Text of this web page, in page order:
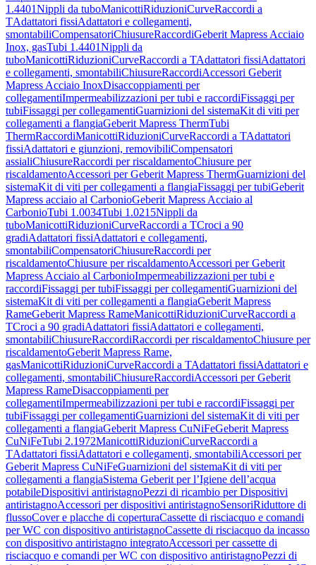
1.4401Nippli da tuboManicottiRiduzioniCurveRaccordi a
TAdattatori fissiAdattatori e collegamenti,
smontabiliCompensatoriChiusureRaccordiGeberit Mapress Acciaio
Inox, gasTubi 1.4401Nippli da
tuboManicottiRiduzioniCurveRaccordi a TAdattatori fissiAdattatori
e collegamenti, smontabiliChiusureRaccordiAccessori Geberit
Mapress Acciaio InoxDisaccoppiamenti per
collegamentiImpermeabilizzazioni per tubi e raccordiFissaggi per
tubiFissaggi per collegamentiGuarnizioni del sistemaKit di viti per
collegamenti a flangiaGeberit Mapress ThermTubi
ThermRaccordiManicottiRiduzioniCurveRaccordi a TAdattatori
fissiAdattatori e giunzioni, removibiliCompensatori
assialiChiusureRaccordi per riscaldamentoChiusure per
riscaldamentoAccessori per Geberit Mapress ThermGuarnizioni del
sistemaKit di viti per collegamenti a flangiaFissaggi per tubiGeberit
Mapress acciaio al CarbonioGeberit Mapress Acciaio al
CarbonioTubi 1.0034Tubi 1.0215Nippli da
tuboManicottiRiduzioniCurveRaccordi a TCroci a 90
gradiAdattatori fissiAdattatori e collegamenti,
smontabiliCompensatoriChiusureRaccordi per
riscaldamentoChiusure per riscaldamentoAccessori per Geberit
Mapress Acciaio al CarbonioImpermeabilizzazioni per tubi e
raccordiFissaggi per tubiFissaggi per collegamentiGuarnizioni del
sistemaKit di viti per collegamenti a flangiaGeberit Mapress
RameGeberit Mapress RameManicottiRiduzioniCurveRaccordi a
TCroci a 90 gradiAdattatori fissiAdattatori e collegamenti,
smontabiliChiusureRaccordiRaccordi per riscaldamentoChiusure per
riscaldamentoGeberit Mapress Rame,
gasManicottiRiduzioniCurveRaccordi a TAdattatori fissiAdattatori e
collegamenti, smontabiliChiusureRaccordiAccessori per Geberit
Mapress RameDisaccoppiamenti per
collegamentiImpermeabilizzazioni per tubi e raccordiFissaggi per
tubiFissaggi per collegamentiGuarnizioni del sistemaKit di viti per
collegamenti a flangiaGeberit Mapress CuNiFeGeberit Mapress
CuNiFeTubi 2.1972ManicottiRiduzioniCurveRaccordi a
TAdattatori fissiAdattatori e collegamenti, smontabiliAccessori per
Geberit Mapress CuNiFeGuarnizioni del sistemaKit di viti per
collegamenti a flangiaSistema Geberit per l’Igiene dell’acqua
potabileDispositivi antiristagnoPezzi di ricambio per Dispositivi
antiristagnoAccessori per dispositivi antiristagnoSensoriRiduttore di
flussoCover e placche di coperturaCassette di risciacquo e comandi
per WC con dispositivo antiristagnoCassette di risciacquo da incasso
con dispositivo antiristagno integratoAccessori per cassette di
risciacquo e comandi per WC con dispositivo antiristagnoPezzi di